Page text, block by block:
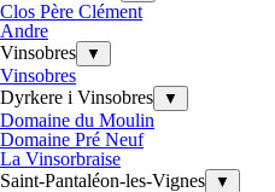
Clos Père Clément
Andre
Vinsobres
▼
Vinsobres
Dyrkere i Vinsobres
▼
Domaine du Moulin
Domaine Pré Neuf
La Vinsorbraise
Saint-Pantaléon-les-Vignes
▼